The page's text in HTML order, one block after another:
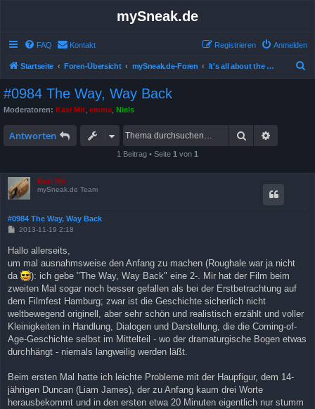
mySneak.de
FAQ Kontakt Anmelden
Registrieren
Startseite Foren-Übersicht mySneak.de-Foren It's all about the movies!
#0984 The Way, Way Back
Moderatoren: Kasi Mir emma Niels
Antworten Suche
1 Beitrag • Seite 1 von 1
Kasi Mir
mySneak.de Team
#0984 The Way, Way Back
B
t
r
g
2013-11-19 2:18
Hallo allerseits,
um mal ausnahmsweise den Anfang zu machen (Roughale war ja nicht
da
): ich gebe "The Way, Way Back" eine 2-. Mir hat der Film beim
zweiten Mal sogar noch besser gefallen als bei der Erstbetrachtung auf
dem Filmfest Hamburg; zwar ist die Geschichte sicherlich nicht
weltbewegend originell, aber sehr schön und realistisch erzählt und voller
Kleinigkeiten in Handlung, Dialogen und Darstellung, die die Coming-of-
Age-Geschichte selbst im Mittelteil - wo der dramaturgische Bogen etwas
durchhängt - niemals langweilig werden läßt.
Beim ersten Mal hatte ich leichte Probleme mit der Haupfigur, dem 14-
jährigen Duncan (Liam James), der zu Anfang kaum drei Worte
herausbekommt und in den ersten etwa 20 Minuten eigentlich nur stumm